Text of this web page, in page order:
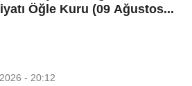
Öğle Kuru (09 Ağustos...
- 20:12